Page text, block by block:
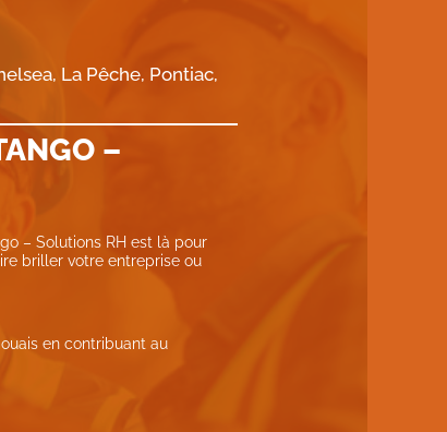
La Pêche, Pontiac,
–
– Solutions RH est là pour
briller votre entreprise ou
en contribuant au